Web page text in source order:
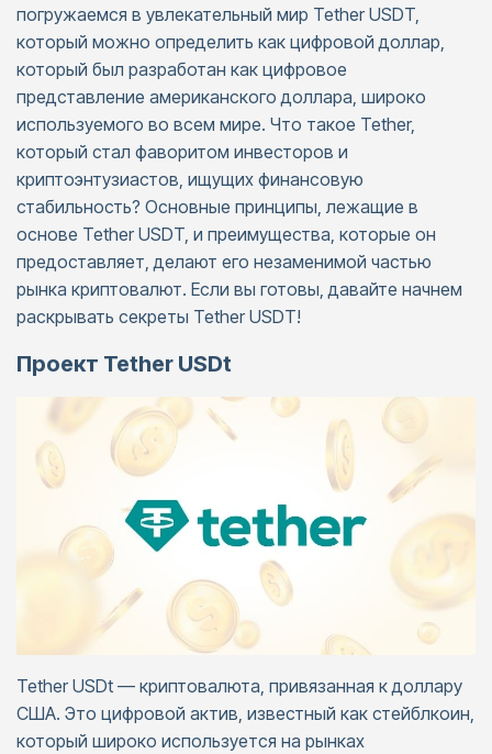
погружаемся в увлекательный мир Tether USDT,
который можно определить как цифровой доллар,
который был разработан как цифровое
представление американского доллара, широко
используемого во всем мире. Что такое Tether,
который стал фаворитом инвесторов и
криптоэнтузиастов, ищущих финансовую
стабильность? Основные принципы, лежащие в
основе Tether USDT, и преимущества, которые он
предоставляет, делают его незаменимой частью
рынка криптовалют. Если вы готовы, давайте начнем
раскрывать секреты Tether USDT!
Проект Tether USDt
Tether USDt — криптовалюта, привязанная к доллару
США. Это цифровой актив, известный как стейблкоин,
который широко используется на рынках